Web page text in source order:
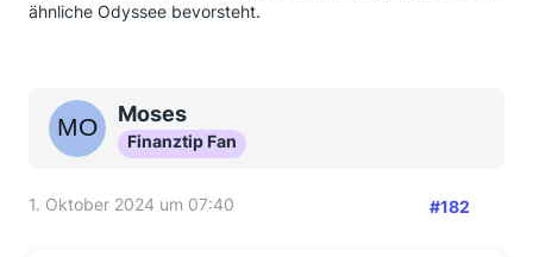
ähnliche Odyssee bevorsteht.
Moses
Finanztip Fan
1. Oktober 2024 um 07:40 #182